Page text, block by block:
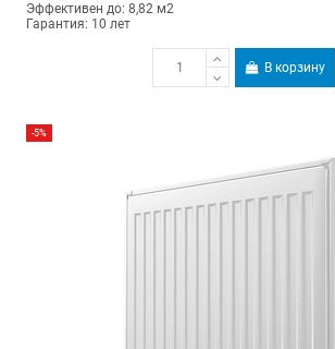
Эффективен до: 8,82 м2
Гарантия: 10 лет
В корзину
-5%